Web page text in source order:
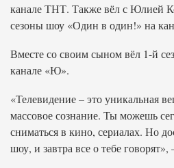
канале ТНТ. Также вёл с Юлией
сезоны шоу «Один в один!» на
Вместе со своим сыном вёл 1-й
канале «Ю».
«Телевидение – это уникальная
массовое сознание. Ты можешь
сниматься в кино, сериалах. Но
шоу, и завтра все о тебе